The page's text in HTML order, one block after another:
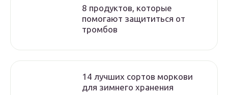
8 продуктов, которые
помогают защититься от
тромбов
14 лучших сортов моркови
для зимнего хранения